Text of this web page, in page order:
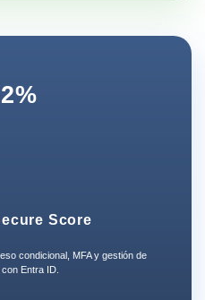
Score
condicional, MFA y gestión de
Entra ID.